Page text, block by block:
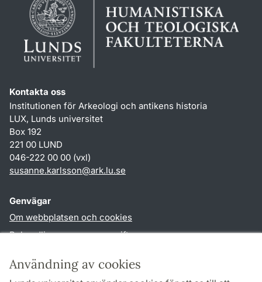
Användning av cookies
Kontakta oss
Institutionen för Arkeologi och antikens historia
LUX, Lunds universitet
Box 192
221 00 LUND
046-222 00 00 (vxl)
susanne.karlsson@ark.lu.se
Genvägar
Om webbplatsen och cookies
Behandling av personuppgifter
TYPO3-login